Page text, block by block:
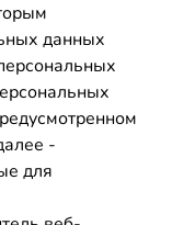
данных
-
для